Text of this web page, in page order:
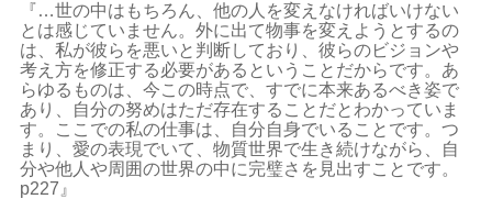
『…世の中はもちろん、他の人を変えなければいけない
とは感じていません。外に出て物事を変えようとするの
は、私が彼らを悪いと判断しており、彼らのビジョンや
考え方を修正する必要があるということだからです。あ
らゆるものは、今この時点で、すでに本来あるべき姿で
あり、自分の努めはただ存在することだとわかっていま
す。ここでの私の仕事は、自分自身でいることです。つ
まり、愛の表現でいて、物質世界で生き続けながら、自
分や他人や周囲の世界の中に完璧さを見出すことです。
p227』